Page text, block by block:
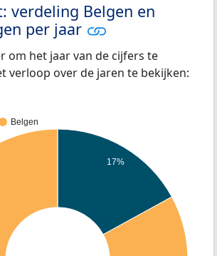
verdeling Belgen en
per jaar
om het jaar van de cijfers te
verloop over de jaren te bekijken:
Belgen
17%